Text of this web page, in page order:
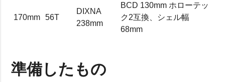
170mm 56T
DIXNA
238mm
BCD 130mm ホローテッ
ク2互換、シェル幅
68mm
準備したもの